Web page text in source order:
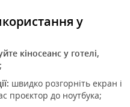
у
кіносеанс у готелі,
швидко розгорніть екран і
проєктор до ноутбука;